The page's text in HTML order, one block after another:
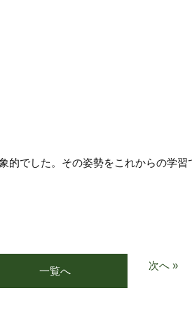
でした。その姿勢をこれからの学習
一覧へ 次へ »